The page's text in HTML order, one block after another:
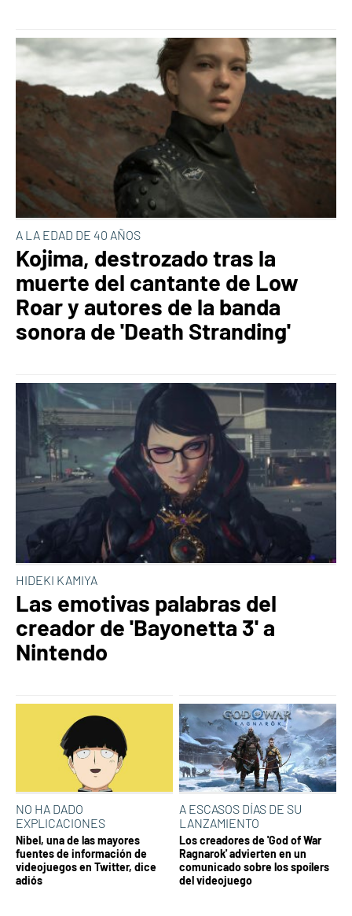
A LA EDAD DE 40 AÑOS
Kojima, destrozado tras la
muerte del cantante de Low
Roar y autores de la banda
sonora de 'Death Stranding'
HIDEKI KAMIYA
Las emotivas palabras del
creador de 'Bayonetta 3' a
Nintendo
NO HA DADO
EXPLICACIONES
Nibel, una de las mayores
fuentes de información de
videojuegos en Twitter, dice
adiós
A ESCASOS DÍAS DE SU
LANZAMIENTO
Los creadores de 'God of War
Ragnarok' advierten en un
comunicado sobre los spoílers
del videojuego